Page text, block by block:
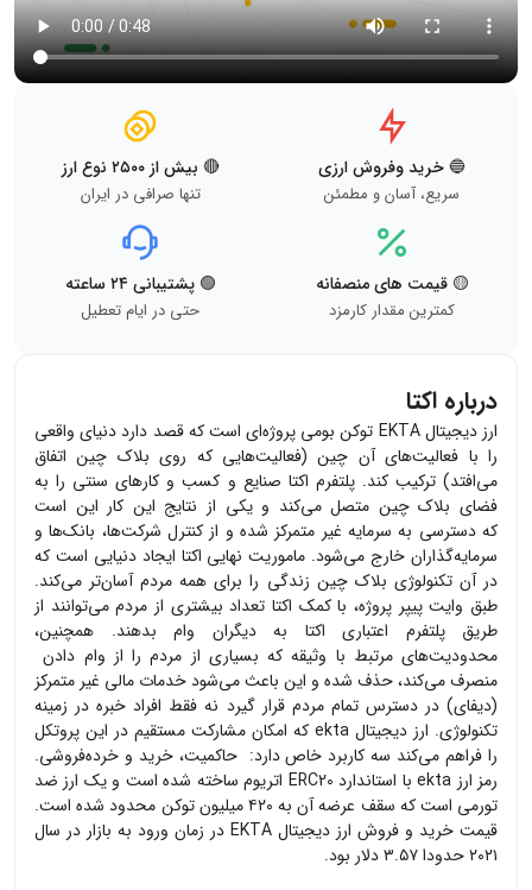
🔵 خرید وفروش ارزی
سریع، آسان و مطمئن
🔴 بیش از ۲۵۰۰ نوع ارز
تنها صرافی در ایران
🟡 قیمت های منصفانه
کمترین مقدار کارمزد
🟢 پشتیبانی ۲۴ ساعته
حتی در ایام تعطیل
درباره اکتا
ارز دیجیتال EKTA توکن بومی پروژه‌ای است که قصد دارد دنیای واقعی
را با فعالیت‌های آن چین (فعالیت‌هایی که روی بلاک چین اتفاق
می‌افتد) ترکیب کند. پلتفرم اکتا صنایع و کسب و کارهای سنتی را به
فضای بلاک چین متصل می‌کند و یکی از نتایج این کار این است
که دسترسی به سرمایه غیر متمرکز شده و از کنترل شرکت‌ها، بانک‌‌ها و
سرمایه‌گذاران خارج می‌شود. ماموریت نهایی اکتا ایجاد دنیایی است که
در آن تکنولوژی بلاک چین زندگی را برای همه مردم آسان‌تر می‌کند.
طبق وایت پیپر پروژه، با کمک اکتا تعداد بیشتری از مردم می‌توانند از
طریق پلتفرم اعتباری اکتا به دیگران وام بدهند. همچنین،
محدودیت‌های مرتبط با وثیقه که بسیاری از مردم را از وام دادن
منصرف می‌کند، حذف شده و این باعث می‌شود خدمات مالی غیر متمرکز
(دیفای) در دسترس تمام مردم قرار گیرد نه فقط افراد خبره در زمینه
تکنولوژی. ارز دیجیتال ekta که امکان مشارکت مستقیم در این پروتکل
را فراهم می‌کند سه کاربرد خاص دارد: حاکمیت، خرید و خرده‌فروشی.
رمز ارز ekta با استاندارد ERC20 اتریوم ساخته شده است و یک ارز ضد
تورمی است که سقف عرضه آن به ۴۲۰ میلیون توکن محدود شده است.
قیمت خرید و فروش ارز دیجیتال EKTA در زمان ورود به بازار در سال
۲۰۲۱ حدودا ۳.۵۷ دلار بود.